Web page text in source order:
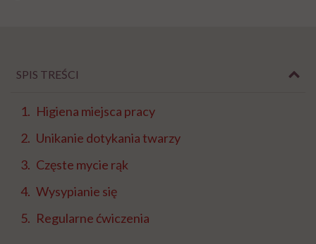
SPIS TREŚCI
Higiena miejsca pracy
Unikanie dotykania twarzy
Częste mycie rąk
Wysypianie się
Regularne ćwiczenia